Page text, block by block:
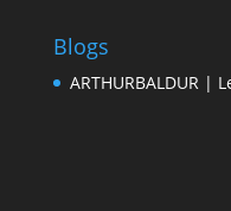
Blogs
ARTHURBALDUR |